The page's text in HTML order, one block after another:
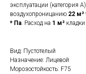
эксплуатации (категория А)
воздухопроницанию 22 м²
* Па. Расход на 1 м² кладки
Вид: Пустотелый
Назначение: Лицевой
Морозостойкость: F75